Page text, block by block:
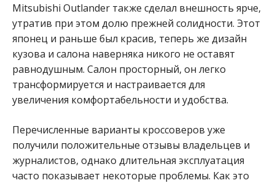
Mitsubishi Outlander также сделал внешность ярче,
утратив при этом долю прежней солидности. Этот
японец и раньше был красив, теперь же дизайн
кузова и салона наверняка никого не оставят
равнодушным. Салон просторный, он легко
трансформируется и настраивается для
увеличения комфортабельности и удобства.
Перечисленные варианты кроссоверов уже
получили положительные отзывы владельцев и
журналистов, однако длительная эксплуатация
часто показывает некоторые проблемы. Как это